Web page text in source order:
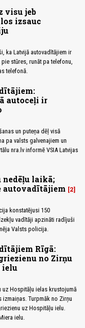
visu jeb
izsauc
ka Latvijā autovadītājiem ir
stūres, runāt pa telefonu,
telefonā.
autoceļi ir
un puteņa dēļ visā
pa valsts galvenajiem un
nra.lv informē VSIA Latvijas
nedēļu laikā;
autovadītājiem
2
konstatējusi 150
vadītāji apzināti radījuši
Valsts policija.
Rīgā:
no Zirņu
ielu
uz Hospitāļu ielas krustojumā
Turpmāk no Zirņu
uz Hospitāļu ielu.
ielu.